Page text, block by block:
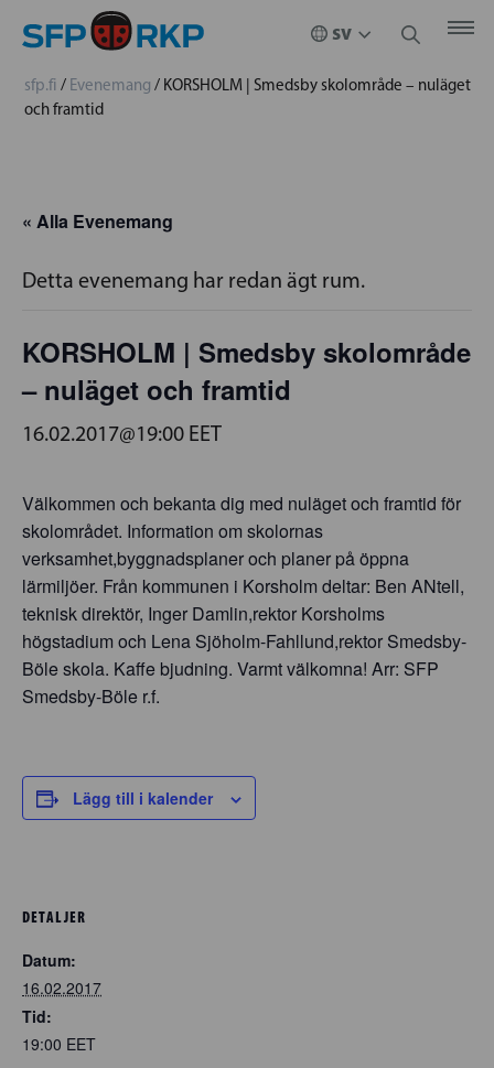
sfp.fi / Evenemang / KORSHOLM | Smedsby skolområde – nuläget
och framtid
« Alla Evenemang
Detta evenemang har redan ägt rum.
KORSHOLM | Smedsby skolområde
– nuläget och framtid
16.02.2017@19:00 EET
Välkommen och bekanta dig med nuläget och framtid för
skolområdet. Information om skolornas
verksamhet,byggnadsplaner och planer på öppna
lärmiljöer. Från kommunen i Korsholm deltar: Ben ANtell,
teknisk direktör, Inger Damlin,rektor Korsholms
högstadium och Lena Sjöholm-Fahllund,rektor Smedsby-
Böle skola. Kaffe bjudning. Varmt välkomna! Arr: SFP
Smedsby-Böle r.f.
Lägg till i kalender
DETALJER
Datum:
16.02.2017
Tid:
19:00 EET